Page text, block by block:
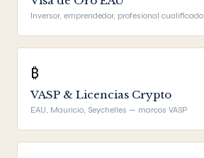
Inversor, emprendedor, profesional cualificado
₿
VASP & Licencias Crypto
EAU, Mauricio, Seychelles — marcos VASP